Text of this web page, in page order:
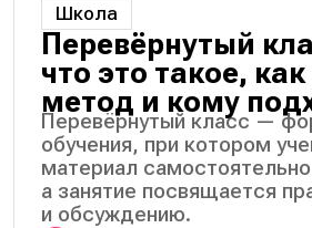
Школа
Перевёрнутый
что это такое,
метод и кому
Перевёрнутый класс —
обучения, при котором
материал
а занятие посвящается
и обсуждению.